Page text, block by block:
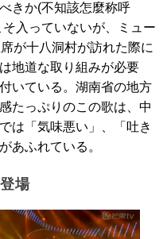
きか(不知該怎麼称呼
入っていないが、ミュー
が十八洞村が訪れた際に
地道な取り組みが必要
いている。湖南省の地方
たっぷりのこの歌は、中
は「気味悪い」、「吐き
あふれている。
場